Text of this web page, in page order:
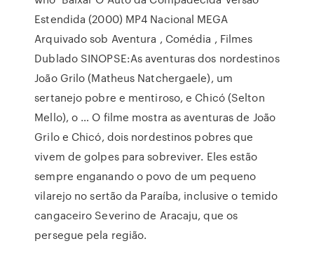
Estendida (2000) MP4 Nacional MEGA
Arquivado sob Aventura , Comédia , Filmes
Dublado SINOPSE:As aventuras dos nordestinos
João Grilo (Matheus Natchergaele), um
sertanejo pobre e mentiroso, e Chicó (Selton
Mello), o … O filme mostra as aventuras de João
Grilo e Chicó, dois nordestinos pobres que
vivem de golpes para sobreviver. Eles estão
sempre enganando o povo de um pequeno
vilarejo no sertão da Paraíba, inclusive o temido
cangaceiro Severino de Aracaju, que os
persegue pela região.